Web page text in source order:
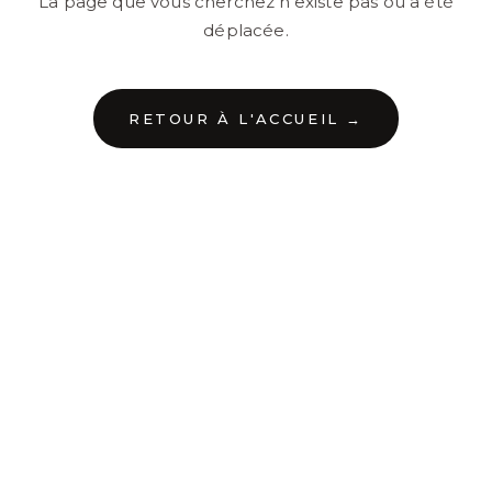
déplacée.
RETOUR À L'ACCUEIL →